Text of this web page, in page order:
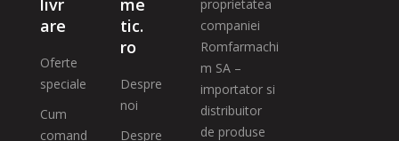
are
Oferte
speciale
Cum
comand
tic.
ro
Despre
noi
Despre
proprietatea
companiei
Romfarmachi
m SA –
importator si
distribuitor
de produse